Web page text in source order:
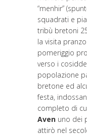
“menhir”
squadrati e
tribù bretoni
la visita
pomeriggio
verso i
popolazione
bretone ed
festa,
completo di
Aven uno dei
attirò nel